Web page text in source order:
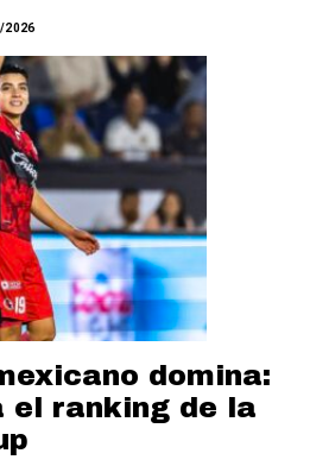
2026
domina:
el ranking de la